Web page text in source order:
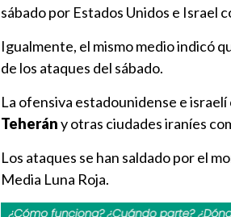
sábado por Estados Unidos e Israel
Igualmente, el mismo medio indicó
de los ataques del sábado.
La ofensiva estadounidense e
Teherány otras ciudades iraníes
Los ataques se han saldado por el
Media Luna Roja.